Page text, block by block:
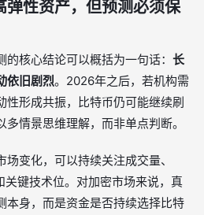
弹性资产，但预测必须保
核心结论可以概括为一句话： 长
依旧剧烈。2026年之后，若机构需
性形成共振，比特币仍可能继续刷
情景思维理解，而非单点判断。
变化，可以持续关注成交量、
关键技术位。对加密市场来说，真
本身，而是资金是否持续选择比特